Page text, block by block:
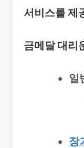
서비스를 제
금메달 대리
일
장